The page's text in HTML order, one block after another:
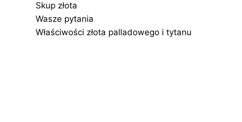
Skup złota
Wasze pytania
Właściwości złota palladowego i tytanu